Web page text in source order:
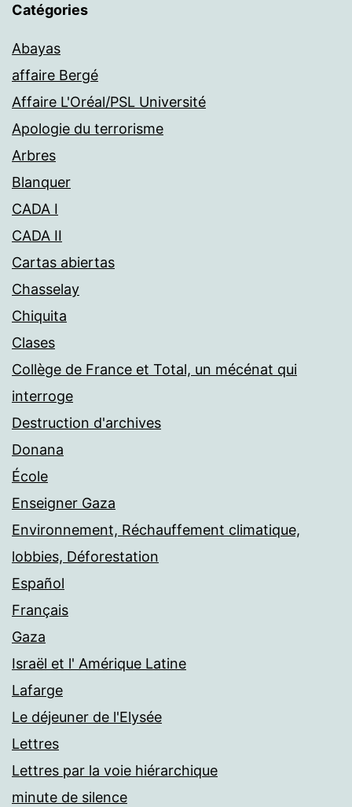
Catégories
Abayas
affaire Bergé
Affaire L'Oréal/PSL Université
Apologie du terrorisme
Arbres
Blanquer
CADA I
CADA II
Cartas abiertas
Chasselay
Chiquita
Clases
Collège de France et Total, un mécénat qui
interroge
Destruction d'archives
Donana
École
Enseigner Gaza
Environnement, Réchauffement climatique,
lobbies, Déforestation
Español
Français
Gaza
Israël et l' Amérique Latine
Lafarge
Le déjeuner de l'Elysée
Lettres
Lettres par la voie hiérarchique
minute de silence